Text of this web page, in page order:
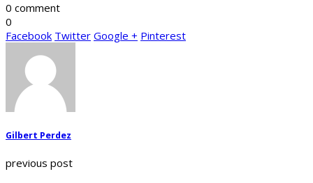
0 comment
0
Facebook Twitter Google + Pinterest
Gilbert Perdez
previous post